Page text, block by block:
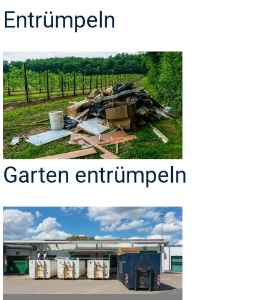
Entrümpeln
Garten entrümpeln